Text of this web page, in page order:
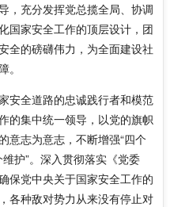
，充分发挥党总揽全局、协调
国家安全工作的顶层设计，团
全的磅礴伟力，为全面建设社
。
安全道路的忠诚践行者和模范
的集中统一领导，以党的旗帜
意志为意志，不断增强“四个
维护”。深入贯彻落实《党委
保党中央关于国家安全工作的
各种敌对势力从来没有停止对